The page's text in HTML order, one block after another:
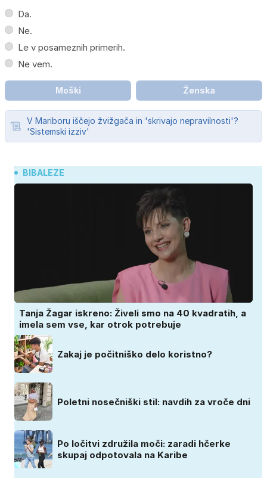
Da.
Ne.
Le v posameznih primerih.
Ne vem.
Moški Ženska
V Mariboru iščejo žvižgača in 'skrivajo nepravilnosti'?
'Sistemski izziv'
BIBALEZE
Tanja Žagar iskreno: Živeli smo na 40 kvadratih, a
imela sem vse, kar otrok potrebuje
Zakaj je počitniško delo koristno?
Poletni nosečniški stil: navdih za vroče dni
Po ločitvi združila moči: zaradi hčerke
skupaj odpotovala na Karibe